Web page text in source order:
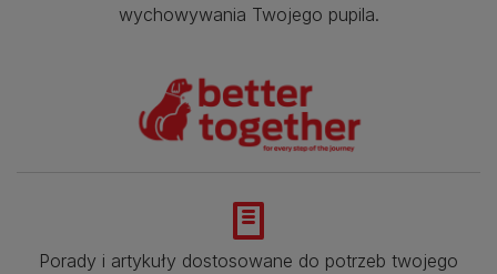
wychowywania Twojego pupila.
Porady i artykuły dostosowane do potrzeb twojego